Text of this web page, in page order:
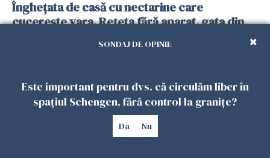
Înghețata de casă cu nectarine care
cucerește vara. Rețeta fără aparat, gata din
SONDAJ DE OPINIE
Este important pentru dvs. că circulăm liber în
spațiul Schengen, fără control la granițe?
Da Nu